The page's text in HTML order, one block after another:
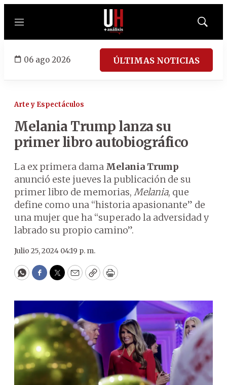
Menú
Mostrar
06 ago 2026 ÚLTIMAS NOTICIAS
Arte y Espectáculos
Melania Trump lanza su
primer libro autobiográfico
La ex primera dama Melania Trump
anunció este jueves la publicación de su
primer libro de memorias, Melania, que
define como una “historia apasionante” de
una mujer que ha “superado la adversidad y
labrado su propio camino”.
Julio 25, 2024 04:19 p. m.
WhatsApp
Facebook
Twitter
EmailCopyPrint